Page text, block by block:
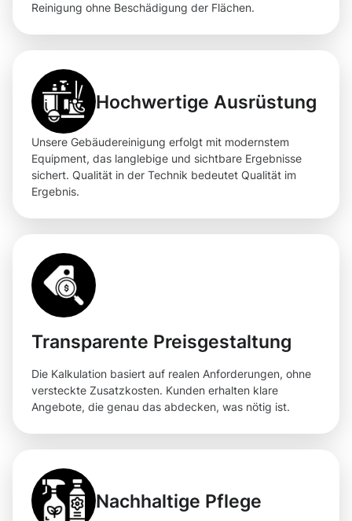
Reinigung ohne Beschädigung der Flächen.
Hochwertige Ausrüstung
Unsere Gebäudereinigung erfolgt mit modernstem
Equipment, das langlebige und sichtbare Ergebnisse
sichert. Qualität in der Technik bedeutet Qualität im
Ergebnis.
Transparente Preisgestaltung
Die Kalkulation basiert auf realen Anforderungen, ohne
versteckte Zusatzkosten. Kunden erhalten klare
Angebote, die genau das abdecken, was nötig ist.
Nachhaltige Pflege